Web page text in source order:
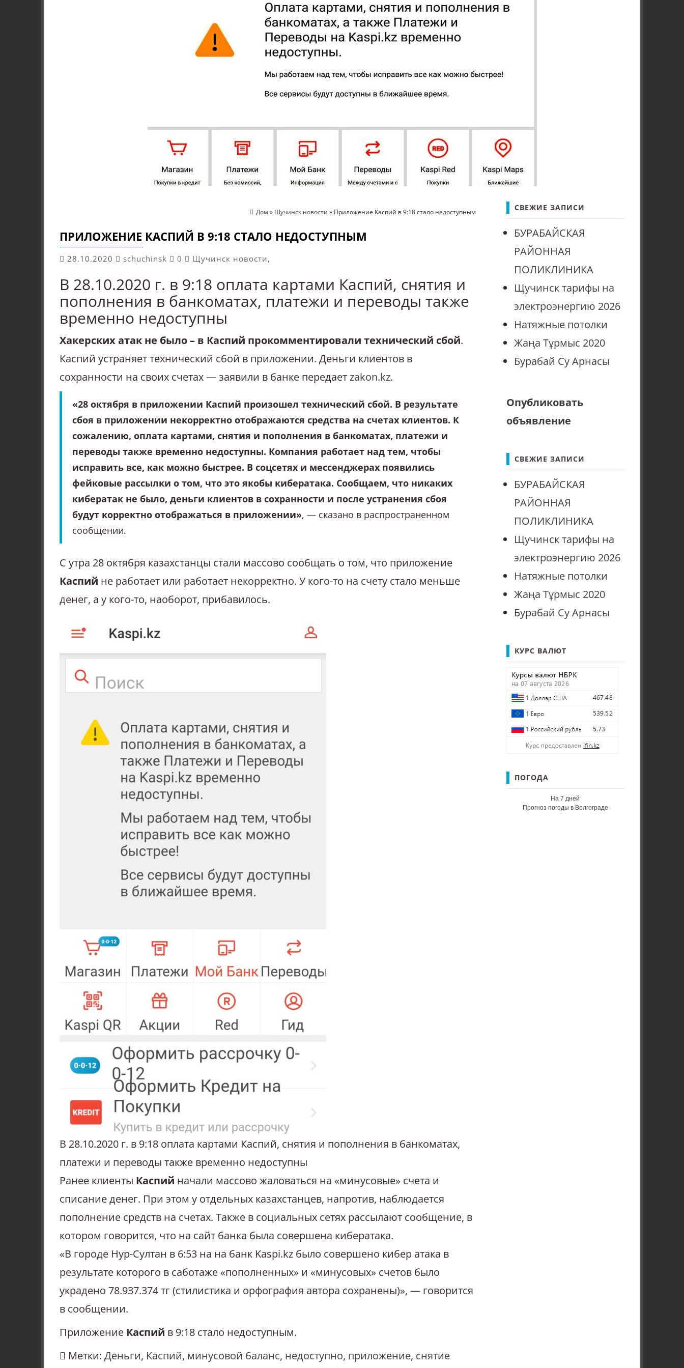
Дом » Щучинск новости » Приложение Каспий в 9:18 стало недоступным
ПРИЛОЖЕНИЕ КАСПИЙ В 9:18 СТАЛО НЕДОСТУПНЫМ
28.10.2020 schuchinsk 0 Щучинск новости,
В 28.10.2020 г. в 9:18 оплата картами Каспий, снятия и
пополнения в банкоматах, платежи и переводы также
временно недоступны
Хакерских атак не было – в Каспий прокомментировали технический сбой.
Каспий устраняет технический сбой в приложении. Деньги клиентов в
сохранности на своих счетах — заявили в банке передаетzakon.kz.
«28 октября в приложении Каспий произошел технический сбой. В результате
сбоя в приложении некорректно отображаются средства на счетах клиентов. К
сожалению, оплата картами, снятия и пополнения в банкоматах, платежи и
переводы также временно недоступны. Компания работает над тем, чтобы
исправить все, как можно быстрее. В соцсетях и мессенджерах появились
фейковые рассылки о том, что это якобы кибератака. Сообщаем, что никаких
кибератак не было, деньги клиентов в сохранности и после устранения сбоя
будут корректно отображаться в приложении», — сказано в распространенном
сообщении.
С утра 28 октября казахстанцы стали массово сообщать о том, что приложение
Каспий не работает или работает некорректно. У кого-то на счету стало меньше
денег, а у кого-то, наоборот, прибавилось.
В 28.10.2020 г. в 9:18 оплата картами Каспий, снятия и пополнения в банкоматах,
платежи и переводы также временно недоступны
Ранее клиенты Каспий начали массово жаловаться на «минусовые» счета и
списание денег. При этом у отдельных казахстанцев, напротив, наблюдается
пополнение средств на счетах. Также в социальных сетях рассылают сообщение, в
котором говорится, что на сайт банка была совершена кибератака.
«В городе Нур-Султан в 6:53 на на банк Kaspi.kz было совершено кибер атака в
результате которого в саботаже «пополненных» и «минусовых» счетов было
украдено 78.937.374 тг (стилистика и орфография автора сохранены)», — говорится
в сообщении.
Приложение Каспий в 9:18 стало недоступным.
Метки: Деньги, Каспий, минусовой баланс, недоступно, приложение, снятие
СВЕЖИЕ ЗАПИСИ
БУРАБАЙСКАЯ
РАЙОННАЯ
ПОЛИКЛИНИКА
Щучинск тарифы на
электроэнергию 2026
Натяжные потолки
Жаңа Тұрмыс 2020
Бурабай Су Арнасы
Опубликовать
объявление
СВЕЖИЕ ЗАПИСИ
БУРАБАЙСКАЯ
РАЙОННАЯ
ПОЛИКЛИНИКА
Щучинск тарифы на
электроэнергию 2026
Натяжные потолки
Жаңа Тұрмыс 2020
Бурабай Су Арнасы
КУРС ВАЛЮТ
ПОГОДА
На 7 дней
Прогноз погоды в Волгограде